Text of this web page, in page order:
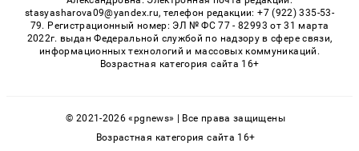
stasyasharova09@yandex.ru, телефон редакции: +7 (922) 335-53-
79. Регистрационный номер: ЭЛ № ФС 77 - 82993 от 31 марта
2022г. выдан Федеральной службой по надзору в сфере связи,
информационных технологий и массовых коммуникаций.
Возрастная категория сайта 16+
© 2021-2026 «pgnews» | Все права защищены
Возрастная категория сайта 16+